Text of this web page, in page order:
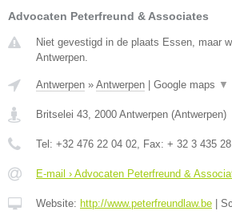
Advocaten Peterfreund & Associates
Niet gevestigd in de plaats Essen, maar
Antwerpen.
Antwerpen » Antwerpen Google maps ▼
Britselei 43, 2000 Antwerpen (Antwerpen)
Tel: +32 476 22 04 02, Fax: + 32 3 435
E-mail › Advocaten Peterfreund &
Website: http://www.peterfreundlaw.be